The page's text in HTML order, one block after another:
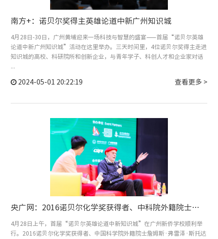
南方+：诺贝尔奖得主英雄论道中新广州知识城
4月28日-30日，广州黄埔迎来一场科技与智慧的盛宴——首届“诺贝尔英雄
论道中新广州知识城”活动在这里举办。三天时间里，4位诺贝尔奖得主走进
知识城的高校、科研院所和创新企业，与青年学子、科创人才和企业家对话
查看更多 >
2024-05-01 20:22:19
央广网：2016诺贝尔化学奖获得者、中科院外籍院士弗雷泽·斯托达特做客广州新侨学校，与学生面对面交流
4月28日上午，首届“诺贝尔英雄论道中新知识城”在广州新侨学校顺利举
行。2016诺贝尔化学奖获得者、中国科学院外籍院士詹姆斯·弗雷泽·斯托达